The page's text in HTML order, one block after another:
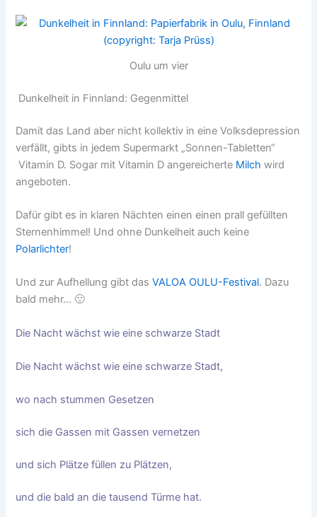
Oulu um vier
Dunkelheit in Finnland: Gegenmittel
Damit das Land aber nicht kollektiv in eine Volksdepression
verfällt, gibts in jedem Supermarkt „Sonnen-Tabletten“
Vitamin D. Sogar mit Vitamin D angereicherte Milch wird
angeboten.
Dafür gibt es in klaren Nächten einen einen prall gefüllten
Sternenhimmel! Und ohne Dunkelheit auch keine
Polarlichter!
Und zur Aufhellung gibt dasVALOA OULU-Festival. Dazu
bald mehr… 🙂
Die Nacht wächst wie eine schwarze Stadt
Die Nacht wächst wie eine schwarze Stadt,
wo nach stummen Gesetzen
sich die Gassen mit Gassen vernetzen
und sich Plätze füllen zu Plätzen,
und die bald an die tausend Türme hat.